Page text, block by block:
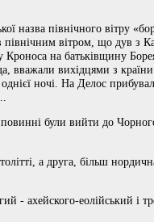
назва північного вітру
північним вітром, що дув з
на батьківщину
вважали вихідцями з
ночі. На Делос
були вийти до
а друга, більш
- ахейского-еолійський і